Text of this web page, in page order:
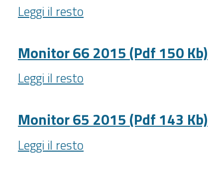
Monitor
67
(Pdf
145
Kb)
-
Leggi il resto
Monitor 66 2015 (Pdf 150 Kb)
Monitor
66
(Pdf
150
Kb)
-
Leggi il resto
Monitor 65 2015 (Pdf 143 Kb)
Monitor
65
Leggi il resto